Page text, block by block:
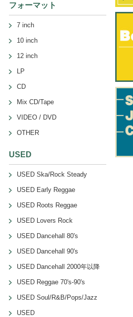
フォーマット
7 inch
10 inch
12 inch
LP
CD
Mix CD/Tape
VIDEO / DVD
OTHER
USED
USED Ska/Rock Steady
USED Early Reggae
USED Roots Reggae
USED Lovers Rock
USED Dancehall 80's
USED Dancehall 90's
USED Dancehall 2000年以降
USED Reggae 70's-90's
USED Soul/R&B/Pops/Jazz
USED